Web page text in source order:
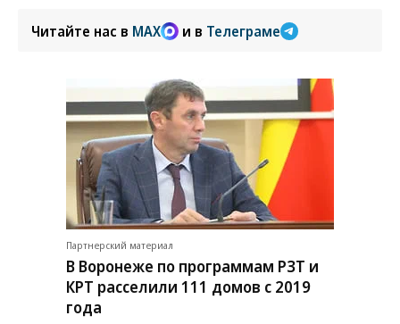
Читайте нас в MAX и в Телеграме
Партнерский материал
В Воронеже по программам РЗТ и
КРТ расселили 111 домов с 2019
года